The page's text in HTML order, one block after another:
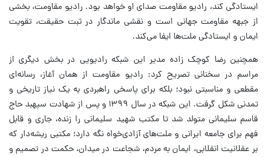
ایستادگی کند، رادیو مقاومت صدای او خواهد بود. رادیو مقاومت، بخشی
از جبهه مقاومت جهانی است و نقشی ماندگار در ثبت حقیقت، تقویت
ایمان و ایستادگی ملت‌ها ایفا می‌کند.
همچنین رضا کوچک زاده مدیر این شبکه رادیویی در بخش دیگری از
مراسم در سخنانی تصریح کرد: رادیو مقاومت از همان آغاز، رسانه‌ای
مقطعی و مناسبتی نبود؛ بلکه برای پاسخی راهبردی به یک نیاز تاریخی و
تمدنی شکل گرفت. این شبکه در سال ۱۳۹۹ و پس از شهادت سپهبد حاج
قاسم سلیمانی متولد شد تا مکتب شهید سلیمانی را زنده، جاری و قابل
فهم برای جامعه ایرانی و ملت‌های آزادی‌خواه نگه دارد؛ مکتبی ریشه‌دار که
بر عقلانیت انقلابی، ایمان به مردم، شجاعت در میدان، حکمت در تصمیم و